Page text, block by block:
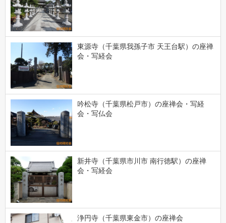
東源寺（千葉県我孫子市 天王台駅）の座禅
会・写経会
吟松寺（千葉県松戸市）の座禅会・写経
会・写仏会
新井寺（千葉県市川市 南行徳駅）の座禅
会・写経会
浄円寺（千葉県東金市）の座禅会